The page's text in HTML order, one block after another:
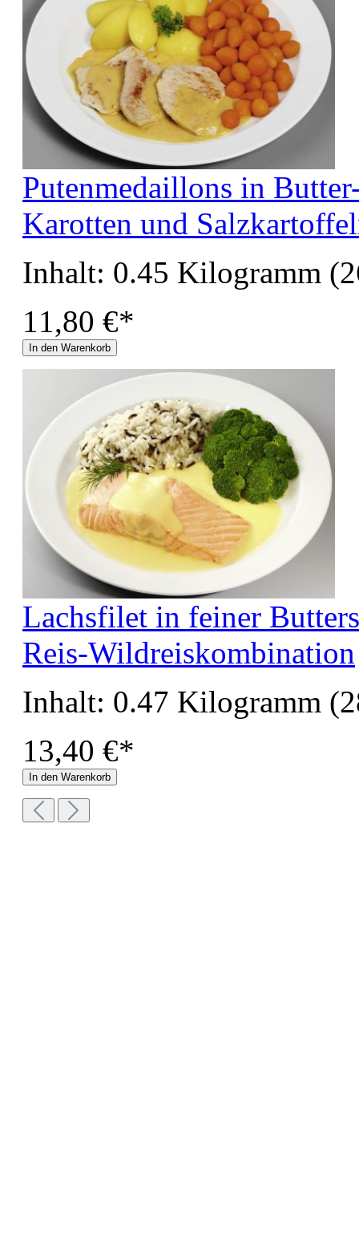
Putenmedaillons in
Karotten und
Inhalt: 0.45 Kilogramm
11,80 €*
In den Warenkorb
Lachsfilet in feiner
Reis-Wildreiskombination
Inhalt: 0.47 Kilogramm
13,40 €*
In den Warenkorb